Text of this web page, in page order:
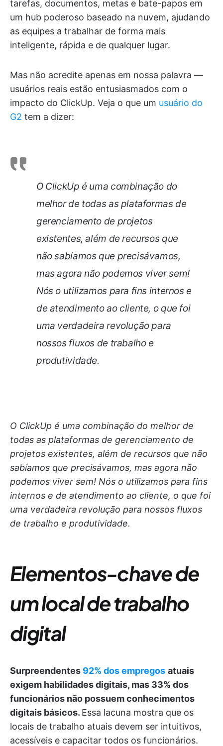
tarefas, documentos, metas e bate-papos em
um hub poderoso baseado na nuvem, ajudando
as equipes a trabalhar de forma mais
inteligente, rápida e de qualquer lugar.
Mas não acredite apenas em nossa palavra —
usuários reais estão entusiasmados com o
impacto do ClickUp. Veja o que um usuário do
G2 tem a dizer:
O ClickUp é uma combinação do
melhor de todas as plataformas de
gerenciamento de projetos
existentes, além de recursos que
não sabíamos que precisávamos,
mas agora não podemos viver sem!
Nós o utilizamos para fins internos e
de atendimento ao cliente, o que foi
uma verdadeira revolução para
nossos fluxos de trabalho e
produtividade.
O ClickUp é uma combinação do melhor de
todas as plataformas de gerenciamento de
projetos existentes, além de recursos que não
sabíamos que precisávamos, mas agora não
podemos viver sem! Nós o utilizamos para fins
internos e de atendimento ao cliente, o que foi
uma verdadeira revolução para nossos fluxos
de trabalho e produtividade.
Elementos-chave de
um local de trabalho
digital
Surpreendentes 92% dos empregos atuais
exigem habilidades digitais, mas 33% dos
funcionários não possuem conhecimentos
digitais básicos. Essa lacuna mostra que os
locais de trabalho atuais devem ser intuitivos,
acessíveis e capacitar todos os funcionários.